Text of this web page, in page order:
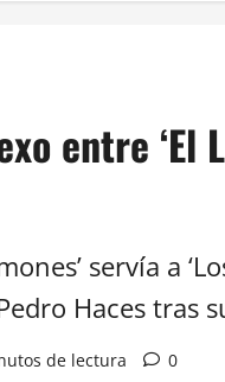
entre ‘El
servía a
Haces tras
de lectura 0